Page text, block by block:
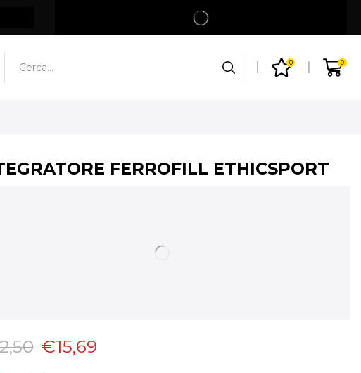
Spedizione gratuita per ordini superiori a 99€
0 0
FERROFILL ETHICSPORT
€15,69